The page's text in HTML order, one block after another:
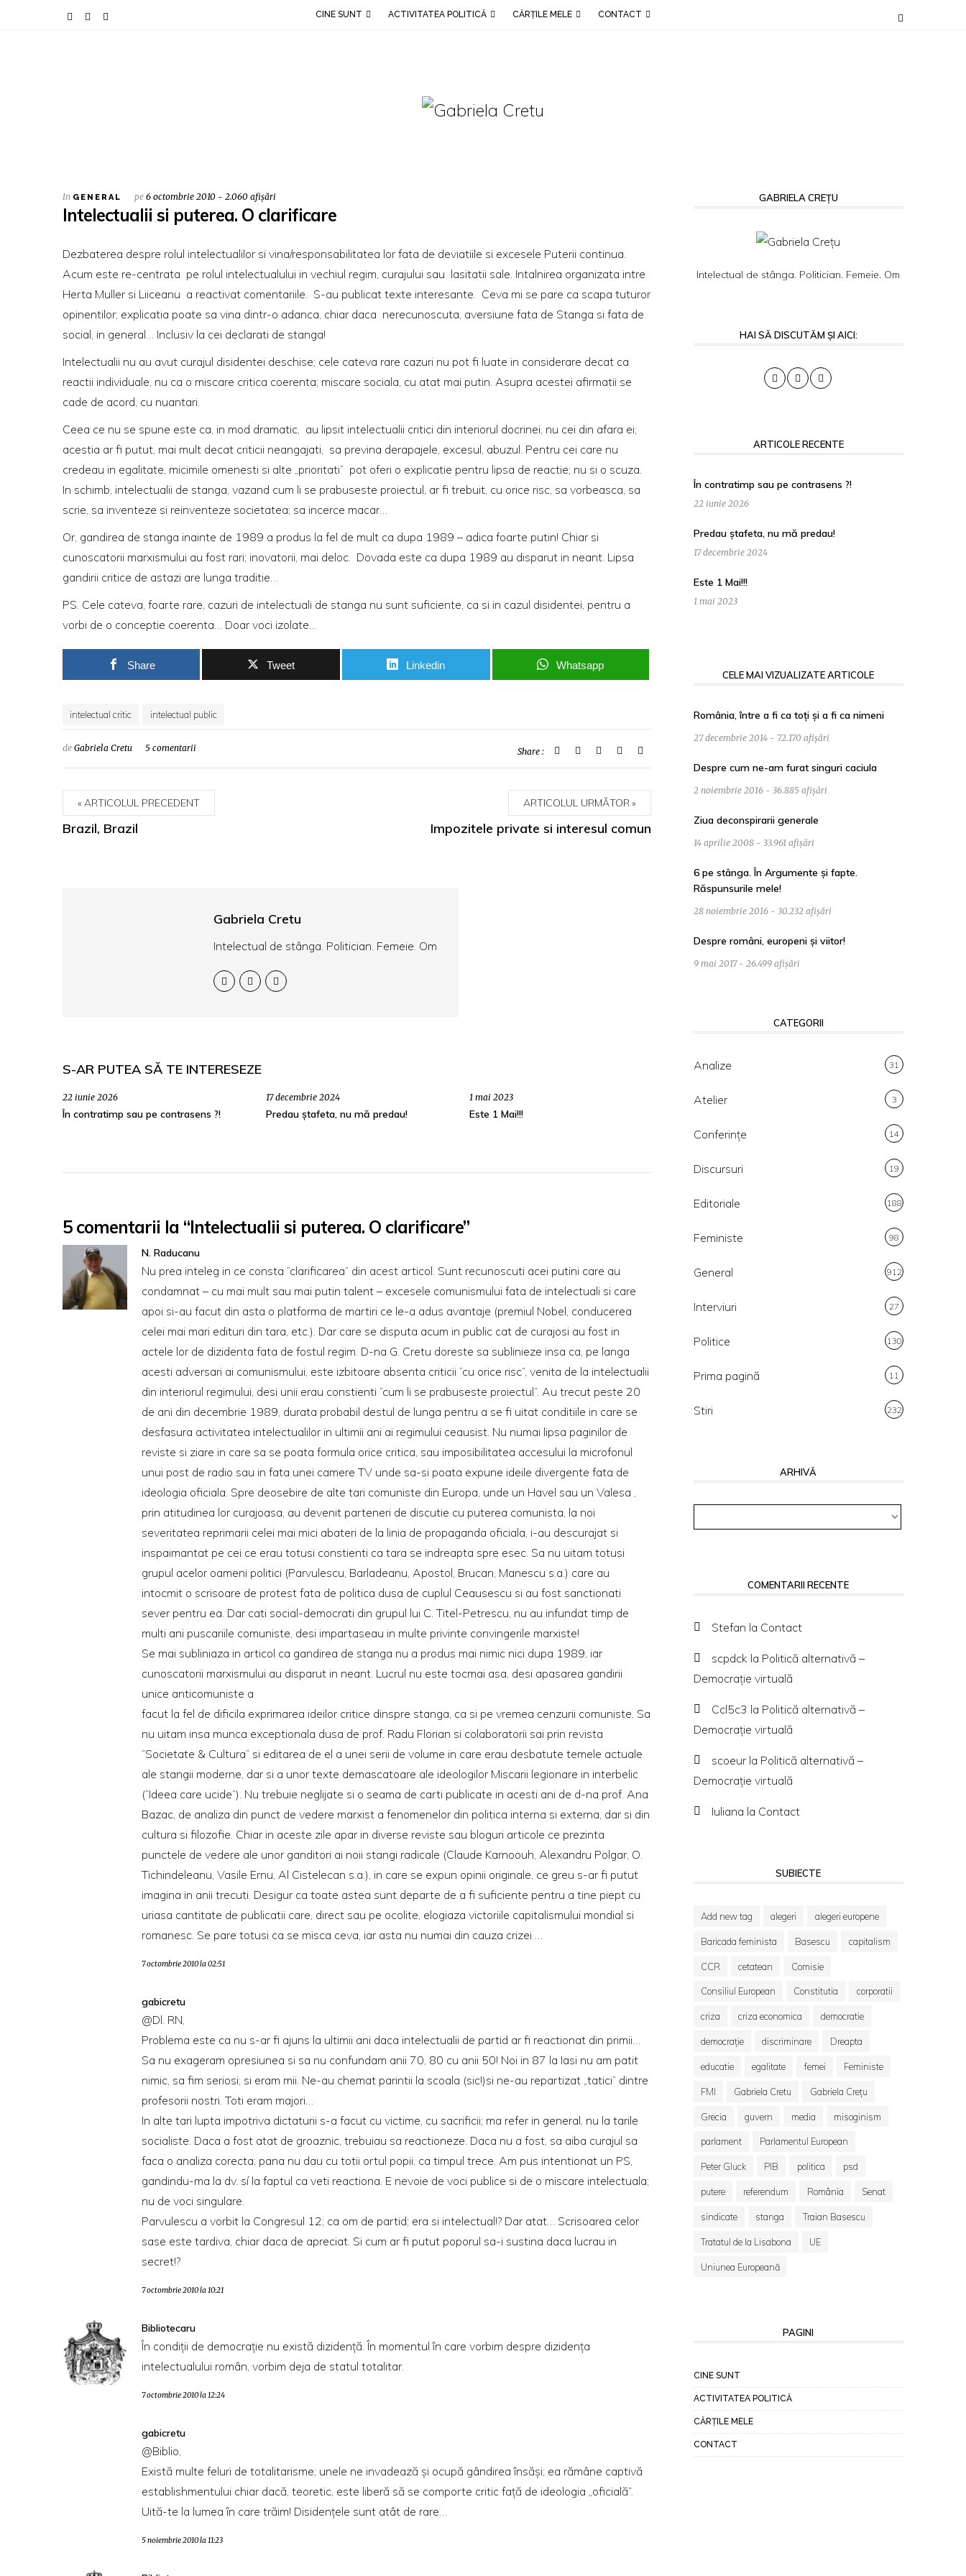
CINE SUNT ACTIVITATEA POLITICĂ CĂRȚILE MELE CONTACT
In GENERAL pe 6 octombrie 2010 - 2.060 afișări
Intelectualii si puterea. O clarificare
Dezbaterea despre rolul intelectualilor si vina/responsabilitatea lor fata de deviatiile si excesele Puterii continua.
Acum este re-centrata pe rolul intelectualului in vechiul regim, curajului sau lasitatii sale. Intalnirea organizata intre
Herta Muller si Liiceanu a reactivat comentariile. S-au publicat texte interesante . Ceva mi se pare ca scapa tuturor
opinentilor; explicatia poate sa vina dintr-o adanca, chiar daca nerecunoscuta, aversiune fata de Stanga si fata de
social, in general… Inclusiv la cei declarati de stanga!
Intelectualii nu au avut curajul disidentei deschise; cele cateva rare cazuri nu pot fi luate in considerare decat ca
reactii individuale, nu ca o miscare critica coerenta; miscare sociala, cu atat mai putin. Asupra acestei afirmatii se
cade de acord, cu nuantari.
Ceea ce nu se spune este ca, in mod dramatic, au lipsit intelectualii critici din interiorul docrinei, nu cei din afara ei;
acestia ar fi putut, mai mult decat criticii neangajati, sa previna derapajele, excesul, abuzul. Pentru cei care nu
credeau in egalitate, micimile omenesti si alte „prioritati” pot oferi o explicatie pentru lipsa de reactie; nu si o scuza.
In schimb, intelectualii de stanga, vazand cum li se prabuseste proiectul, ar fi trebuit, cu orice risc, sa vorbeasca, sa
scrie, sa inventeze si reinventeze societatea; sa incerce macar…
Or, gandirea de stanga inainte de 1989 a produs la fel de mult ca dupa 1989 – adica foarte putin! Chiar si
cunoscatorii marxismului au fost rari; inovatorii, mai deloc. Dovada este ca dupa 1989 au disparut in neant. Lipsa
gandirii critice de astazi are lunga traditie…
PS. Cele cateva, foarte rare, cazuri de intelectuali de stanga nu sunt suficiente, ca si in cazul disidentei, pentru a
vorbi de o conceptie coerenta… Doar voci izolate…
Share Tweet Linkedin Whatsapp
intelectual critic intelectual public
de Gabriela Cretu 5 comentarii Share :
ARTICOLUL PRECEDENT
Brazil, Brazil
ARTICOLUL URMĂTOR
Impozitele private si interesul comun
Gabriela Cretu
Intelectual de stânga. Politician. Femeie. Om
S-AR PUTEA SĂ TE INTERESEZE
22 iunie 2026
În contratimp sau pe contrasens ?!
17 decembrie 2024
Predau ștafeta, nu mă predau!
1 mai 2023
Este 1 Mai!!!
5 comentarii la “Intelectualii si puterea. O clarificare”
N. Raducanu
Nu prea inteleg in ce consta “clarificarea” din acest articol. Sunt recunoscuti acei putini care au
condamnat – cu mai mult sau mai putin talent – excesele comunismului fata de intelectuali si care
apoi si-au facut din asta o platforma de martiri ce le-a adus avantaje (premiul Nobel, conducerea
celei mai mari edituri din tara, etc.). Dar care se disputa acum in public cat de curajosi au fost in
actele lor de dizidenta fata de fostul regim. D-na G. Cretu doreste sa sublinieze insa ca, pe langa
acesti adversari ai comunismului, este izbitoare absenta criticii “cu orice risc”, venita de la intelectualii
din interiorul regimului, desi unii erau constienti “cum li se prabuseste proiectul”. Au trecut peste 20
de ani din decembrie 1989, durata probabil destul de lunga pentru a se fi uitat conditiile in care se
desfasura activitatea intelectualilor in ultimii ani ai regimului ceausist. Nu numai lipsa paginilor de
reviste si ziare in care sa se poata formula orice critica, sau imposibilitatea accesului la microfonul
unui post de radio sau in fata unei camere TV unde sa-si poata expune ideile divergente fata de
ideologia oficiala. Spre deosebire de alte tari comuniste din Europa, unde un Havel sau un Valesa ,
prin atitudinea lor curajoasa, au devenit parteneri de discutie cu puterea comunista, la noi
severitatea reprimarii celei mai mici abateri de la linia de propaganda oficiala, i-au descurajat si
inspaimantat pe cei ce erau totusi constienti ca tara se indreapta spre esec. Sa nu uitam totusi
grupul acelor oameni politici (Parvulescu, Barladeanu, Apostol, Brucan, Manescu s.a.) care au
intocmit o scrisoare de protest fata de politica dusa de cuplul Ceausescu si au fost sanctionati
sever pentru ea. Dar cati social-democrati din grupul lui C. Titel-Petrescu, nu au infundat timp de
multi ani puscariile comuniste, desi impartaseau in multe privinte convingerile marxiste!
Se mai subliniaza in articol ca gandirea de stanga nu a produs mai nimic nici dupa 1989, iar
cunoscatorii marxismului au disparut in neant. Lucrul nu este tocmai asa, desi apasarea gandirii
unice anticomuniste a
facut la fel de dificila exprimarea ideilor critice dinspre stanga, ca si pe vremea cenzurii comuniste. Sa
nu uitam insa munca exceptionala dusa de prof. Radu Florian si colaboratorii sai prin revista
“Societate & Cultura” si editarea de el a unei serii de volume in care erau desbatute temele actuale
ale stangii moderne, dar si a unor texte demascatoare ale ideologilor Miscarii legionare in interbelic
(“Ideea care ucide”). Nu trebuie neglijate si o seama de carti publicate in acesti ani de d-na prof. Ana
Bazac, de analiza din punct de vedere marxist a fenomenelor din politica interna si externa, dar si din
cultura si filozofie. Chiar in aceste zile apar in diverse reviste sau bloguri articole ce prezinta
punctele de vedere ale unor ganditori ai noii stangi radicale (Claude Karnoouh, Alexandru Polgar, O.
Tichindeleanu, Vasile Ernu, Al Cistelecan s.a.), in care se expun opinii originale, ce greu s-ar fi putut
imagina in anii trecuti. Desigur ca toate astea sunt departe de a fi suficiente pentru a tine piept cu
uriasa cantitate de publicatii care, direct sau pe ocolite, elogiaza victoriile capitalismului mondial si
romanesc. Se pare totusi ca se misca ceva, iar asta nu numai din cauza crizei …
7 octombrie 2010 la 02:51
gabicretu
@Dl. RN,
Problema este ca nu s-ar fi ajuns la ultimii ani daca intelectualii de partid ar fi reactionat din primii…
Sa nu exageram opresiunea si sa nu confundam anii 70, 80 cu anii 50! Noi in 87 la Iasi nu am patit
nimic, sa fim seriosi; si eram mii. Ne-au chemat parintii la scoala (sic!)si ne-au repartizat „tatici” dintre
profesorii nostri. Toti eram majori…
In alte tari lupta impotriva dictaturii s-a facut cu victime, cu sacrificii; ma refer in general, nu la tarile
socialiste. Daca a fost atat de groaznic, trebuiau sa reactioneze. Daca nu a fost, sa aiba curajul sa
faca o analiza corecta; pana nu dau cu totii ortul popii, ca timpul trece. Am pus intentionat un PS,
gandindu-ma la dv. sí la faptul ca veti reactiona. E nevoie de voci publice si de o miscare intelectuala;
nu de voci singulare.
Parvulescu a vorbit la Congresul 12; ca om de partid; era si intelectual!? Dar atat… Scrisoarea celor
sase este tardiva, chiar daca de apreciat. Si cum ar fi putut poporul sa-i sustina daca lucrau in
secret!?
7 octombrie 2010 la 10:21
Bibliotecaru
În condiţii de democraţie nu există dizidenţă. În momentul în care vorbim despre dizidenţa
intelectualului român, vorbim deja de statul totalitar.
7 octombrie 2010 la 12:24
gabicretu
@Biblio,
Există multe feluri de totalitarisme; unele ne invadează şi ocupă gândirea însăşi; ea rămâne captivă
establishmentului chiar dacă, teoretic, este liberă să se comporte critic faţă de ideologia „oficială”.
Uită-te la lumea în care trăim! Disidenţele sunt atât de rare…
5 noiembrie 2010 la 11:23
GABRIELA CREȚU
Intelectual de stânga. Politician. Femeie. Om
HAI SĂ DISCUTĂM ȘI AICI:
ARTICOLE RECENTE
În contratimp sau pe contrasens ?!
22 iunie 2026
Predau ștafeta, nu mă predau!
17 decembrie 2024
Este 1 Mai!!!
1 mai 2023
CELE MAI VIZUALIZATE ARTICOLE
România, între a fi ca toți și a fi ca nimeni
27 decembrie 2014 - 72.170 afișări
Despre cum ne-am furat singuri caciula
2 noiembrie 2016 - 36.885 afișări
Ziua deconspirarii generale
14 aprilie 2008 - 33.961 afișări
6 pe stânga. În Argumente și fapte.
Răspunsurile mele!
28 noiembrie 2016 - 30.232 afișări
Despre români, europeni și viitor!
9 mai 2017 - 26.499 afișări
CATEGORII
Analize 31
Atelier 3
Conferințe 14
Discursuri 19
Editoriale 188
Feministe 98
General 912
Interviuri 27
Politice 130
Prima pagină 11
Stiri 232
ARHIVĂ
Arhivă
COMENTARII RECENTE
Stefan la Contact
scpdck la Politică alternativă –
Democraţie virtuală
Ccl5c3 la Politică alternativă –
Democraţie virtuală
scoeurla Politică alternativă –
Democraţie virtuală
Iuliana la Contact
SUBIECTE
Add new tag alegeri alegeri europene
Baricada feminista Basescu capitalism
CCR cetatean Comisie
Consiliul European Constitutia corporatii
criza criza economica democratie
democrație discriminare Dreapta
educatie egalitate femei Feministe
FMI Gabriela Cretu Gabriela Crețu
Grecia guvern media misoginism
parlament Parlamentul European
Peter Gluck PIB politica psd
putere referendum România Senat
sindicate stanga Traian Basescu
Tratatul de la Lisabona UE
Uniunea Europeană
PAGINI
CINE SUNT
ACTIVITATEA POLITICĂ
CĂRȚILE MELE
CONTACT